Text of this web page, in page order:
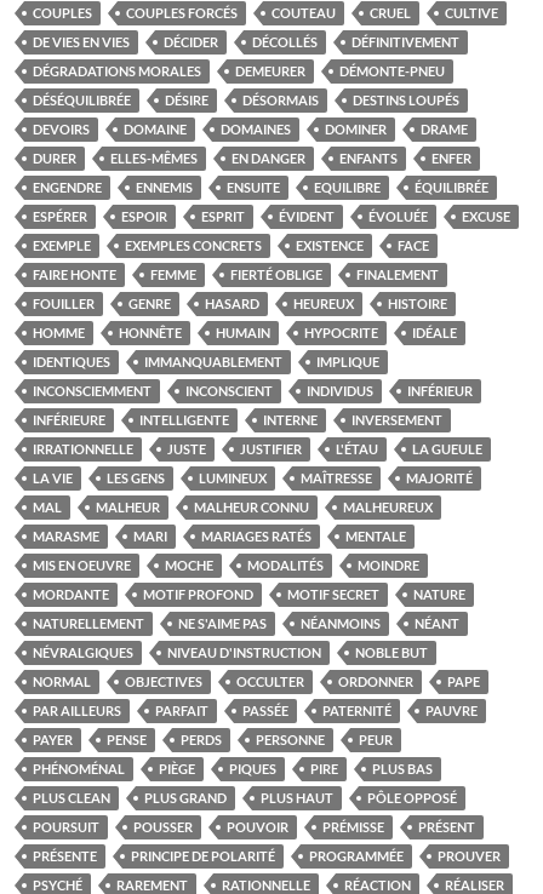
COUPLES COUPLES FORCÉS COUTEAU CRUEL
CULTIVE
DE VIES EN VIES
DÉCIDER DÉCOLLÉS
DÉFINITIVEMENT
DÉGRADATIONS MORALES
DEMEURER
DÉMONTE-PNEU
DÉSÉQUILIBRÉE
DÉSIRE DÉSORMAIS
DESTINS LOUPÉS
DEVOIRS
DOMAINE DOMAINES DOMINER
DRAME
DURER
ELLES-MÊMES EN DANGER ENFANTS
ENFER
ENGENDRE
ENNEMIS ENSUITE EQUILIBRE
ÉQUILIBRÉE
ESPÉRER
ESPOIR ESPRIT ÉVIDENT ÉVOLUÉE
EXCUSE
EXEMPLE
EXEMPLES CONCRETS EXISTENCE
FACE
FAIRE HONTE
FEMME FIERTÉ OBLIGE
FINALEMENT
FOUILLER
GENRE HASARD HEUREUX
HISTOIRE
HOMME
HONNÊTE HUMAIN HYPOCRITE
IDÉALE
IDENTIQUES
IMMANQUABLEMENT
IMPLIQUE
INCONSCIEMMENT
INCONSCIENT INDIVIDUS
INFÉRIEUR
INFÉRIEURE
INTELLIGENTE INTERNE
INVERSEMENT
IRRATIONNELLE
JUSTE JUSTIFIER L'ÉTAU
LA GUEULE
LA VIE
LES GENS LUMINEUX MAÎTRESSE
MAJORITÉ
MAL
MALHEUR MALHEUR CONNU
MALHEUREUX
MARASME
MARI MARIAGES RATÉS
MENTALE
MIS EN OEUVRE
MOCHE MODALITÉS
MOINDRE
MORDANTE
MOTIF PROFOND MOTIF SECRET
NATURE
NATURELLEMENT
NE S'AIME PAS NÉANMOINS
NÉANT
NÉVRALGIQUES
NIVEAU D'INSTRUCTION
NOBLE BUT
NORMAL
OBJECTIVES OCCULTER ORDONNER
PAPE
PAR AILLEURS
PARFAIT PASSÉE PATERNITÉ
PAUVRE
PAYER
PENSE PERDS PERSONNE
PEUR
PHÉNOMÉNAL
PIÈGE PIQUES PIRE
PLUS BAS
PLUS CLEAN
PLUS GRAND PLUS HAUT
PÔLE OPPOSÉ
POURSUIT
POUSSER POUVOIR PRÉMISSE
PRÉSENT
PRÉSENTE
PRINCIPE DE POLARITÉ PROGRAMMÉE
PROUVER
PSYCHÉ
RAREMENT RATIONNELLE RÉACTION
RÉALISER